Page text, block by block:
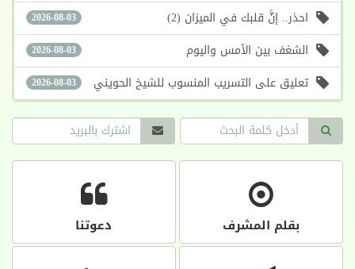
2026-08-03 احذر.. إنَّ قلبك في الميزان (2)
2026-08-03 الشغف بين الأمس واليوم
2026-08-03 تعليق على التسريب المنسوب للشيخ الحويني
بقلم المشرف دعوتنا